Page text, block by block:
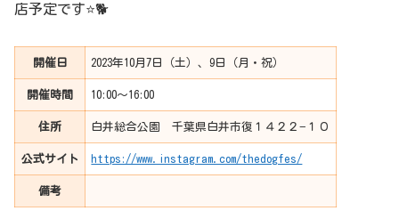
店予定です⭐️🐕
開催日 2023年10月7日（土）、9日（月・祝）
開催時間 10:00〜16:00
住所 白井総合公園 千葉県白井市復１４２２−１０
公式サイト https://www.instagram.com/thedogfes/
備考